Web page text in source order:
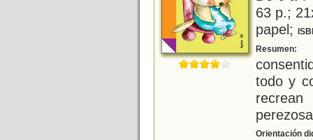
63 p.;
papel;
Resumen:
todo y
Orientación